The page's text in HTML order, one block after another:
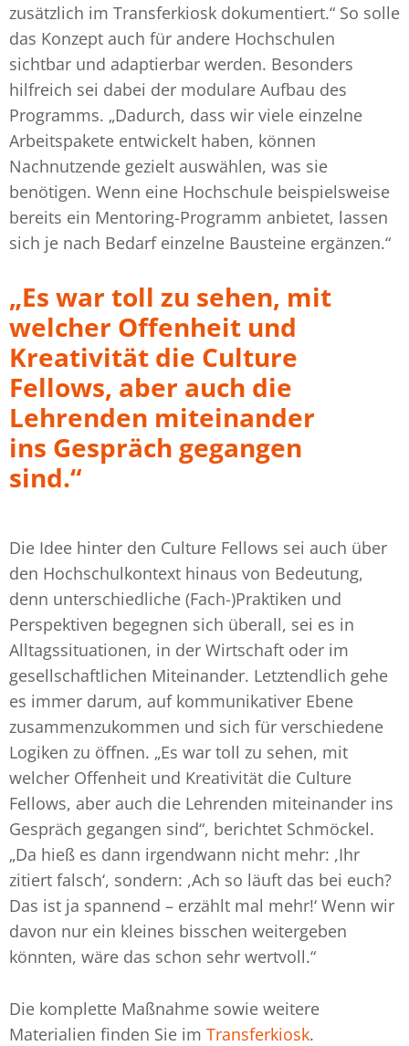
zusätzlich im Transferkiosk dokumentiert.“ So solle
das Konzept auch für andere Hochschulen
sichtbar und adaptierbar werden. Besonders
hilfreich sei dabei der modulare Aufbau des
Programms. „Dadurch, dass wir viele einzelne
Arbeitspakete entwickelt haben, können
Nachnutzende gezielt auswählen, was sie
benötigen. Wenn eine Hochschule beispielsweise
bereits ein Mentoring-Programm anbietet, lassen
sich je nach Bedarf einzelne Bausteine ergänzen.“
„Es war toll zu sehen, mit
welcher Offenheit und
Kreativität die Culture
Fellows, aber auch die
Lehrenden miteinander
ins Gespräch gegangen
sind.“
Die Idee hinter den Culture Fellows sei auch über
den Hochschulkontext hinaus von Bedeutung,
denn unterschiedliche (Fach-)Praktiken und
Perspektiven begegnen sich überall, sei es in
Alltagssituationen, in der Wirtschaft oder im
gesellschaftlichen Miteinander. Letztendlich gehe
es immer darum, auf kommunikativer Ebene
zusammenzukommen und sich für verschiedene
Logiken zu öffnen. „Es war toll zu sehen, mit
welcher Offenheit und Kreativität die Culture
Fellows, aber auch die Lehrenden miteinander ins
Gespräch gegangen sind“, berichtet Schmöckel.
„Da hieß es dann irgendwann nicht mehr: ,Ihr
zitiert falsch‘, sondern: ,Ach so läuft das bei euch?
Das ist ja spannend – erzählt mal mehr!‘ Wenn wir
davon nur ein kleines bisschen weitergeben
könnten, wäre das schon sehr wertvoll.“
Die komplette Maßnahme sowie weitere
Materialien finden Sie im Transferkiosk.